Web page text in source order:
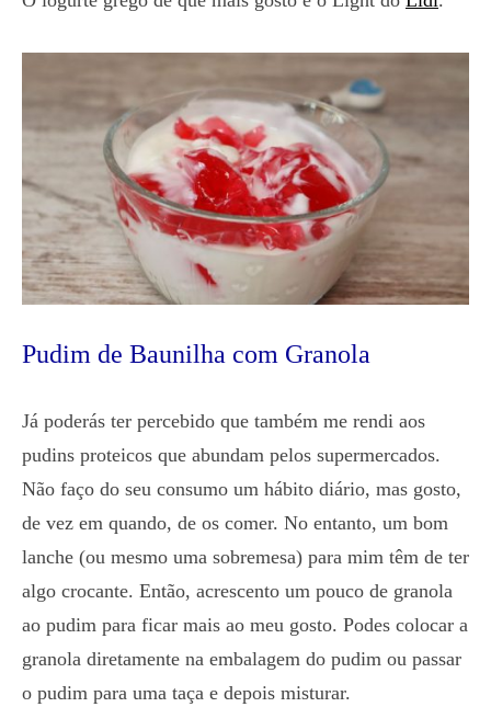
Pudim de Baunilha com Granola
Já poderás ter percebido que também me rendi aos
pudins proteicos que abundam pelos supermercados.
Não faço do seu consumo um hábito diário, mas gosto,
de vez em quando, de os comer. No entanto, um bom
lanche (ou mesmo uma sobremesa) para mim têm de ter
algo crocante. Então, acrescento um pouco de granola
ao pudim para ficar mais ao meu gosto. Podes colocar a
granola diretamente na embalagem do pudim ou passar
o pudim para uma taça e depois misturar.